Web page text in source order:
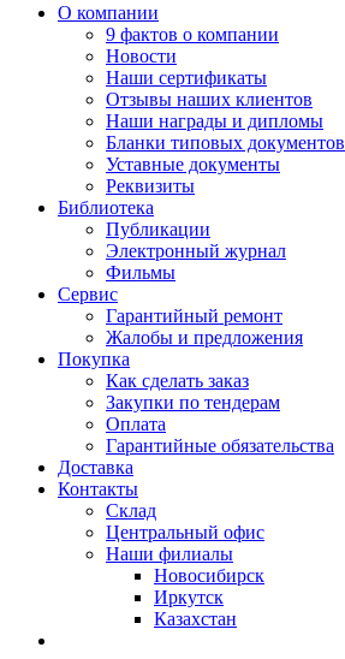
О компании
9 фактов о компании
Новости
Наши сертификаты
Отзывы наших клиентов
Наши награды и дипломы
Бланки типовых документов
Уставные документы
Реквизиты
Библиотека
Публикации
Электронный журнал
Фильмы
Сервис
Гарантийный ремонт
Жалобы и предложения
Покупка
Как сделать заказ
Закупки по тендерам
Оплата
Гарантийные обязательства
Доставка
Контакты
Склад
Центральный офис
Наши филиалы
Новосибирск
Иркутск
Казахстан